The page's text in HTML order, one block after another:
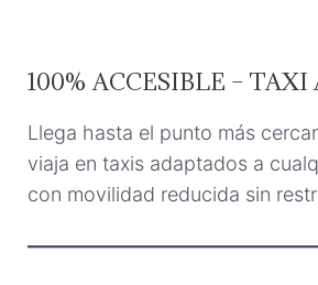
100% ACCESIBLE –
Llega hasta el punto más
viaja en taxis adaptados a
con movilidad reducida sin